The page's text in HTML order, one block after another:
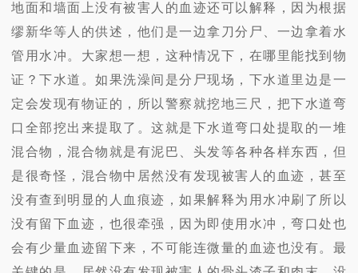
地面和墙面上没有被害人的血迹还可以解释，因为根据
缪新华等人的供述，他们是一边拿刀分尸、一边拿着水
管用水冲。大家想一想，这种情况下，在哪里能找到物
证？下水道。如果洗澡间是分尸现场，下水道里边是一
定会发现有物证的，所以警察就挖地三尺，把下水道弯
口全部挖出来提取了。这就是下水道弯口处提取的一堆
混合物，混合物就是有泥巴、头发等各种各样东西，但
是很奇怪，混合物中居然没有发现被害人的血迹，甚至
没有查到明显的人血痕迹，如果解释为用水冲刷了所以
没有留下血迹，也很牵强，因为即使用水冲，弯口处也
会有少量血迹留下来，不可能连微量的血迹也没有。最